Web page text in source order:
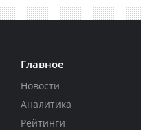
Главное
Новости
Аналитика
Рейтинги